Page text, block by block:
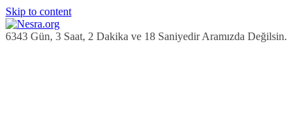
Skip to content
6343 Gün, 3 Saat, 2 Dakika ve 19 Saniyedir Aramızda Değilsin.